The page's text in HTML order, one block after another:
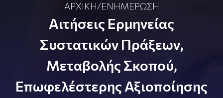
ΑΡΧΙΚΉ/ΕΝΗΜΈΡΩΣΗ
Αιτήσεις Ερμηνείας
Συστατικών Πράξεων,
Μεταβολής Σκοπού,
Επωφελέστερης Αξιοποίησης